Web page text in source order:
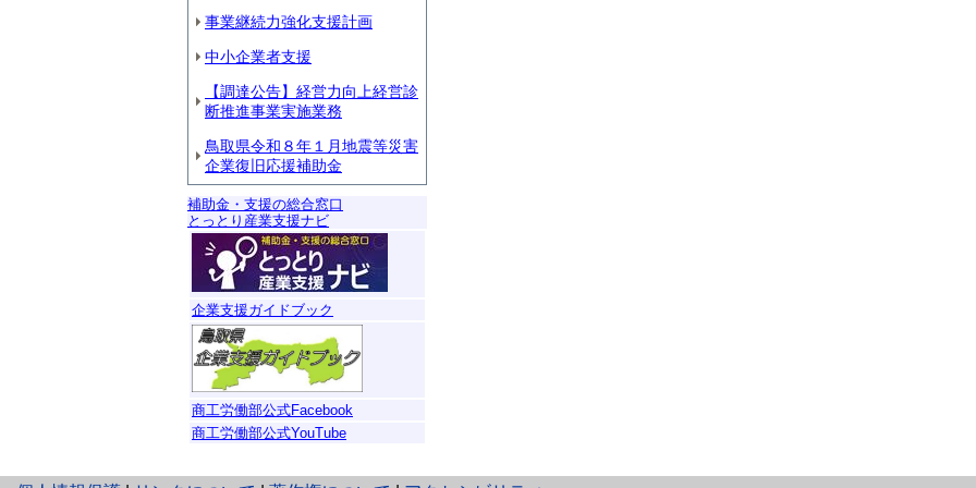
事業継続力強化支援計画
中小企業者支援
【調達公告】経営力向上経営診
断推進事業実施業務
鳥取県令和８年１月地震等災害
企業復旧応援補助金
補助金・支援の総合窓口
とっとり産業支援ナビ
企業支援ガイドブック
商工労働部公式Facebook
商工労働部公式YouTube